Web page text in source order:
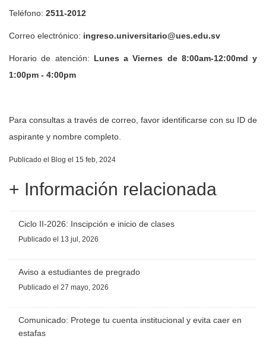
Teléfono: 2511-2012
Correo electrónico: ingreso.universitario@ues.edu.sv
Horario de atención: Lunes a Viernes de 8:00am-12:00md y
1:00pm - 4:00pm
Para consultas a través de correo, favor identificarse con su ID de
aspirante y nombre completo.
Publicado el Blog el 15 feb, 2024
+ Información relacionada
Ciclo II-2026: Inscipción e inicio de clases
Publicado el 13 jul, 2026
Aviso a estudiantes de pregrado
Publicado el 27 mayo, 2026
Comunicado: Protege tu cuenta institucional y evita caer en
estafas